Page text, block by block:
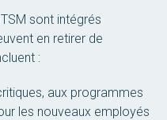
sont intégrés
en retirer de
:
aux programmes
les nouveaux employés